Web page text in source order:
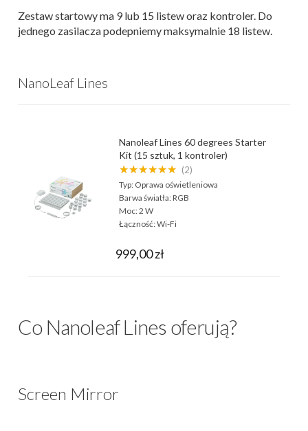
Zestaw startowy ma 9 lub 15 listew oraz kontroler. Do
jednego zasilacza podepniemy maksymalnie 18 listew.
NanoLeaf Lines
Nanoleaf Lines 60 degrees Starter
Kit (15 sztuk, 1 kontroler)
★★★★★★ (2)
Typ: Oprawa oświetleniowa
Barwa światła:RGB
Moc:2 W
Łączność:Wi-Fi
999,00 zł
Co Nanoleaf Lines oferują?
Screen Mirror